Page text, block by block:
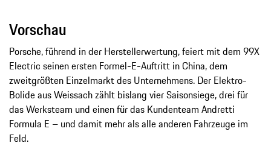
Vorschau
Porsche, führend in der Herstellerwertung, feiert mit dem 99X
Electric seinen ersten Formel-E-Auftritt in China, dem
zweitgrößten Einzelmarkt des Unternehmens. Der Elektro-
Bolide aus Weissach zählt bislang vier Saisonsiege, drei für
das Werksteam und einen für das Kundenteam Andretti
Formula E – und damit mehr als alle anderen Fahrzeuge im
Feld.